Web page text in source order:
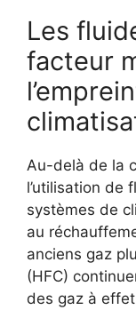
Les
facteur
Au-delà de la
l’utilisation de
systèmes de
au
anciens gaz
(HFC)
des gaz à